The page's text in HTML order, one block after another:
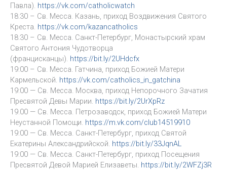
Павла). https://vk.com/catholicwatch
18:30 – Св. Месса. Казань, приход Воздвижения Святого
Креста. https://vk.com/kazancatholics
18:30 – Св. Месса. Санкт-Петербург, Монастырский храм
Святого Антония Чудотворца
(францисканцы). https://bit.ly/2UHdcfx
19:00 – Св. Месса. Гатчина, приход Божией Матери
Кармельской. https://vk.com/catholics_in_gatchina
19:00 — Св. Месса. Москва, приход Непорочного Зачатия
Пресвятой Девы Марии. https://bit.ly/2UrXpRz
19.00 — Св. Месса. Петрозаводск, приход Божией Матери
Неустанной Помощи. https://m.vk.com/club14519910
19:00 — Св. Месса. Санкт-Петербург, приход Святой
Екатерины Александрийской. https://bit.ly/33JqnAL
19:00 — Св. Месса. Санкт-Петербург, приход Посещения
Пресвятой Девой Марией Елизаветы. https://bit.ly/2WFZj3R